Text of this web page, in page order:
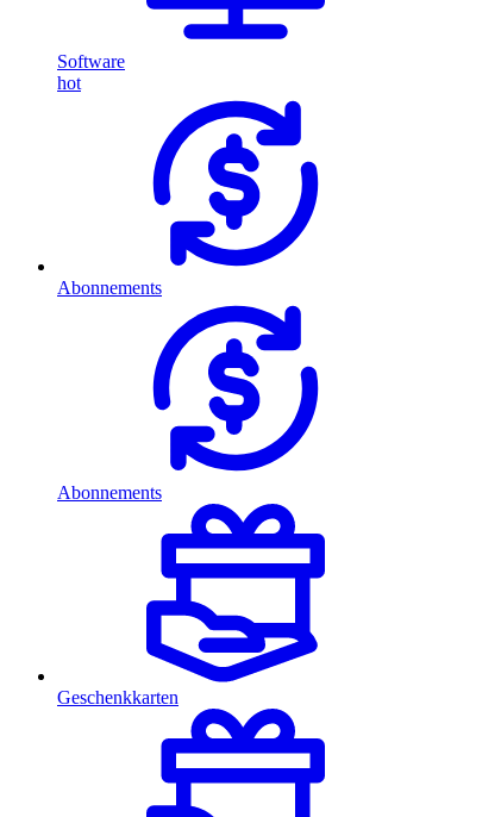
Software
hot
Abonnements
Abonnements
Geschenkkarten